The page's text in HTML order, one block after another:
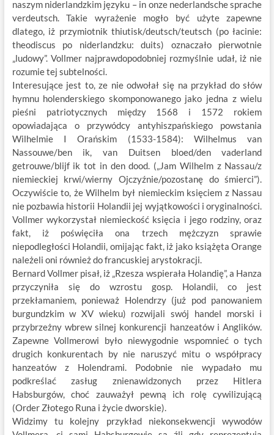
naszym niderlandzkim języku – in onze nederlandsche sprache
verdeutsch. Takie wyrażenie mogło być użyte zapewne
dlatego, iż przymiotnik thiutisk/deutsch/teutsch (po łacinie:
theodiscus po niderlandzku: duits) oznaczało pierwotnie
„ludowy”. Vollmer najprawdopodobniej rozmyślnie udał, iż nie
rozumie tej subtelności.
Interesujące jest to, ze nie odwołał się na przykład do słów
hymnu holenderskiego skomponowanego jako jedna z wielu
pieśni patriotycznych między 1568 i 1572 rokiem
opowiadająca o przywódcy antyhiszpańskiego powstania
Wilhelmie I Orańskim (1533-1584): Wilhelmus van
Nassouwe/ben ik, van Duitsen bloed/den vaderland
getrouwe/blijf ik tot in den dood. („Jam Wilhelm z Nassau/z
niemieckiej krwi/wierny Ojczyźnie/pozostanę do śmierci”).
Oczywiście to, że Wilhelm był niemieckim księciem z Nassau
nie pozbawia historii Holandii jej wyjątkowości i oryginalności.
Vollmer wykorzystał niemieckość księcia i jego rodziny, oraz
fakt, iż poświęciła ona trzech mężczyzn sprawie
niepodległości Holandii, omijając fakt, iż jako książęta Orange
należeli oni również do francuskiej arystokracji.
Bernard Vollmer pisał, iż „Rzesza wspierała Holandię”, a Hanza
przyczyniła się do wzrostu gosp. Holandii, co jest
przekłamaniem, ponieważ Holendrzy (już pod panowaniem
burgundzkim w XV wieku) rozwijali swój handel morski i
przybrzeżny wbrew silnej konkurencji hanzeatów i Anglików.
Zapewne Vollmerowi było niewygodnie wspomnieć o tych
drugich konkurentach by nie naruszyć mitu o współpracy
hanzeatów z Holendrami. Podobnie nie wypadało mu
podkreślać zasług znienawidzonych przez Hitlera
Habsburgów, choć zauważył pewną ich rolę cywilizującą
(Order Złotego Runa i życie dworskie).
Widzimy tu kolejny przykład niekonsekwencji wywodów